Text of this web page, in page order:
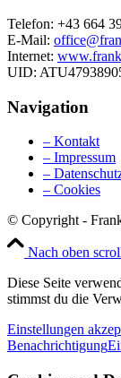
Telefon: +43 664
E-Mail:
Internet:
UID:
Navigation
– Kontakt
– Impressum
–
– Cookies
© Copyright -
Nach oben
Diese Seite
stimmst du die
Einstellungen
Benachrichtigung